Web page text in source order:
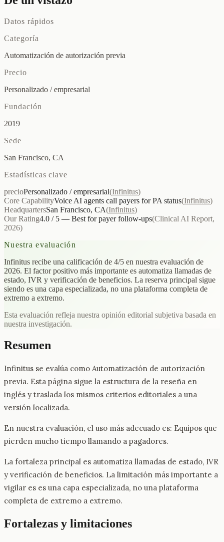
Datos rápidos
Categoría
Automatización de autorización previa
Precio
Personalizado / empresarial
Fundación
2019
Sede
San Francisco, CA
Estadísticas clave
precioPersonalizado / empresarial(Infinitus)
Core CapabilityVoice AI agents call payers for PA status(Infinitus)
HeadquartersSan Francisco, CA(Infinitus)
Our Rating4.0 / 5 — Best for payer follow-ups(Clinical AI Report,
2026)
Nuestra evaluación
Infinitus recibe una calificación de 4/5 en nuestra evaluación de
2026. El factor positivo más importante es automatiza llamadas de
estado, IVR y verificación de beneficios. La reserva principal sigue
siendo es una capa especializada, no una plataforma completa de
extremo a extremo.
Esta evaluación refleja nuestra opinión editorial subjetiva basada en
nuestra investigación.
Resumen
Infinitus se evalúa como Automatización de autorización
previa. Esta página sigue la estructura de la reseña en
inglés y traslada los mismos criterios editoriales a una
versión localizada.
En nuestra evaluación, el uso más adecuado es: Equipos que
pierden mucho tiempo llamando a pagadores.
La fortaleza principal es automatiza llamadas de estado, IVR
y verificación de beneficios. La limitación más importante a
vigilar es es una capa especializada, no una plataforma
completa de extremo a extremo.
Fortalezas y limitaciones